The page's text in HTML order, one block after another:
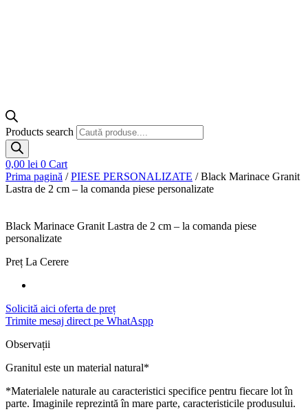
Products search
0,00 lei 0 Cart
Prima pagină /PIESE PERSONALIZATE / Black Marinace Granit
Lastra de 2 cm – la comanda piese personalizate
Black Marinace Granit Lastra de 2 cm – la comanda piese
personalizate
Preț La Cerere
Solicită aici oferta de preț
Trimite mesaj direct pe WhatAspp
Observații
Granitul este un material natural*
*Materialele naturale au caracteristici specifice pentru fiecare lot în
parte. Imaginile reprezintă în mare parte, caracteristicile produsului.